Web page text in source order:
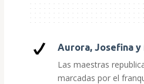
Aurora, Josefina y
Las maestras
marcadas por el